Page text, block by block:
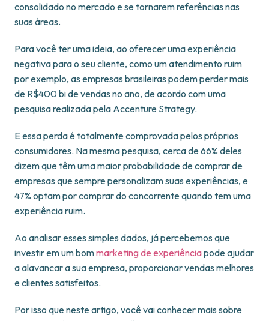
consolidado no mercado e se tornarem referências nas
suas áreas.
Para você ter uma ideia, ao oferecer uma experiência
negativa para o seu cliente, como um atendimento ruim
por exemplo, as empresas brasileiras podem perder mais
de R$400 bi de vendas no ano, de acordo com uma
pesquisa realizada pela Accenture Strategy.
E essa perda é totalmente comprovada pelos próprios
consumidores. Na mesma pesquisa, cerca de 66% deles
dizem que têm uma maior probabilidade de comprar de
empresas que sempre personalizam suas experiências, e
47% optam por comprar do concorrente quando tem uma
experiência ruim.
Ao analisar esses simples dados, já percebemos que
investir em um bommarketing de experiênciapode ajudar
a alavancar a sua empresa, proporcionar vendas melhores
e clientes satisfeitos.
Por isso que neste artigo, você vai conhecer mais sobre